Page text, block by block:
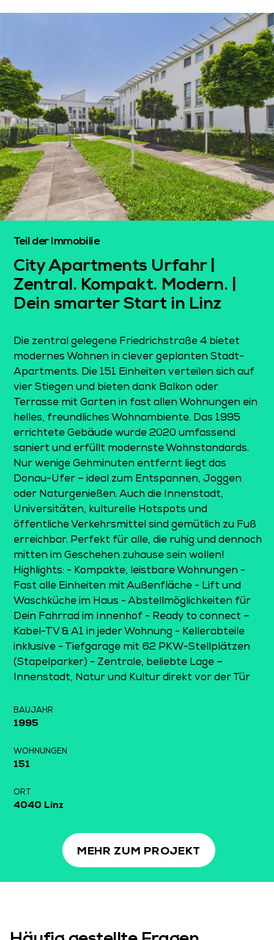
Teil der Immobilie
City Apartments Urfahr |
Zentral. Kompakt. Modern. |
Dein smarter Start in Linz
Die zentral gelegene Friedrichstraße 4 bietet
modernes Wohnen in clever geplanten Stadt-
Apartments. Die 151 Einheiten verteilen sich auf
vier Stiegen und bieten dank Balkon oder
Terrasse mit Garten in fast allen Wohnungen ein
helles, freundliches Wohnambiente. Das 1995
errichtete Gebäude wurde 2020 umfassend
saniert und erfüllt modernste Wohnstandards.
Nur wenige Gehminuten entfernt liegt das
Donau-Ufer – ideal zum Entspannen, Joggen
oder Naturgenießen. Auch die Innenstadt,
Universitäten, kulturelle Hotspots und
öffentliche Verkehrsmittel sind gemütlich zu Fuß
erreichbar. Perfekt für alle, die ruhig und dennoch
mitten im Geschehen zuhause sein wollen!
Highlights: - Kompakte, leistbare Wohnungen -
Fast alle Einheiten mit Außenfläche - Lift und
Waschküche im Haus - Abstellmöglichkeiten für
Dein Fahrrad im Innenhof - Ready to connect –
Kabel-TV & A1 in jeder Wohnung - Kellerabteile
inklusive - Tiefgarage mit 62 PKW-Stellplätzen
(Stapelparker) - Zentrale, beliebte Lage –
Innenstadt, Natur und Kultur direkt vor der Tür
BAUJAHR
1995
WOHNUNGEN
151
ORT
4040 Linz
MEHR ZUM PROJEKT